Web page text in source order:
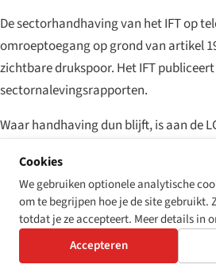
De sectorhandhaving van het IFT op
omroeptoegang op grond van artikel
zichtbare drukspoor. Het IFT
sectornalevingsrapporten.
Waar handhaving dun blijft, is aan de
substantiële
federale overheden worden primair
discriminatieroute van CONAPRED of
Wat er in 2026–27 te
Cookies
We gebruiken optionele analytische
om te begrijpen hoe je de site gebruikt.
totdat je ze accepteert. Meer details in
Accepteren